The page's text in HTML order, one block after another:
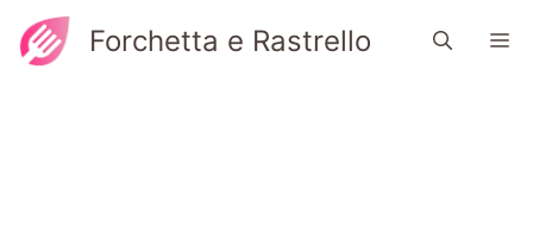
contenuto
Forchetta e Rastrello